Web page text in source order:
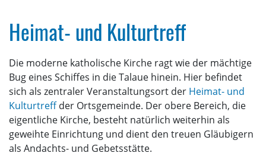
Heimat- und Kulturtreff
Die moderne katholische Kirche ragt wie der mächtige
Bug eines Schiffes in die Talaue hinein. Hier befindet
sich als zentraler Veranstaltungsort der Heimat- und
Kulturtreffder Ortsgemeinde. Der obere Bereich, die
eigentliche Kirche, besteht natürlich weiterhin als
geweihte Einrichtung und dient den treuen Gläubigern
als Andachts- und Gebetsstätte.